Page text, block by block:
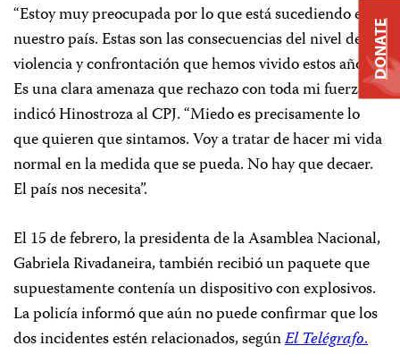
“Estoy muy preocupada por lo que está sucediendo en
nuestro país. Estas son las consecuencias del nivel de
violencia y confrontación que hemos vivido estos años.
Es una clara amenaza que rechazo con toda mi fuerza”,
indicó Hinostroza al CPJ. “Miedo es precisamente lo
que quieren que sintamos. Voy a tratar de hacer mi vida
normal en la medida que se pueda. No hay que decaer.
El país nos necesita”.
El 15 de febrero, la presidenta de la Asamblea Nacional,
Gabriela Rivadaneira, también recibió un paquete que
supuestamente contenía un dispositivo con explosivos.
La policía informó que aún no puede confirmar que los
dos incidentes estén relacionados, segúnEl Telégrafo.
DONATE